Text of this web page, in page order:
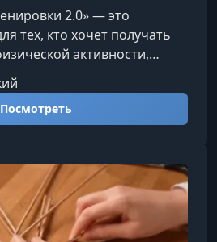
2.0» — это
тех, кто хочет получать
активности,
музыку и постепенно
пластику,
в себе. На
тренировки яркими,
курсеКурс
кардио-тренировки
Посмотреть